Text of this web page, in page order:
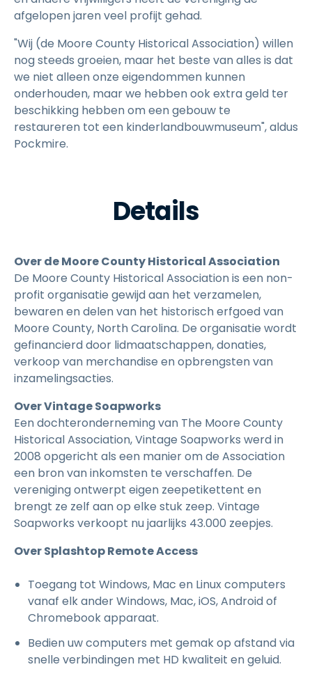
afgelopen jaren veel profijt gehad.
"Wij (de Moore County Historical Association) willen
nog steeds groeien, maar het beste van alles is dat
we niet alleen onze eigendommen kunnen
onderhouden, maar we hebben ook extra geld ter
beschikking hebben om een gebouw te
restaureren tot een kinderlandbouwmuseum", aldus
Pockmire.
Details
Over de Moore County Historical Association
De Moore County Historical Association is een non-
profit organisatie gewijd aan het verzamelen,
bewaren en delen van het historisch erfgoed van
Moore County, North Carolina. De organisatie wordt
gefinancierd door lidmaatschappen, donaties,
verkoop van merchandise en opbrengsten van
inzamelingsacties.
Over Vintage Soapworks
Een dochteronderneming van The Moore County
Historical Association, Vintage Soapworks werd in
2008 opgericht als een manier om de Association
een bron van inkomsten te verschaffen. De
vereniging ontwerpt eigen zeepetikettent en
brengt ze zelf aan op elke stuk zeep. Vintage
Soapworks verkoopt nu jaarlijks 43.000 zeepjes.
Over Splashtop Remote Access
Toegang tot Windows, Mac en Linux computers
vanaf elk ander Windows, Mac, iOS, Android of
Chromebook apparaat.
Bedien uw computers met gemak op afstand via
snelle verbindingen met HD kwaliteit en geluid.